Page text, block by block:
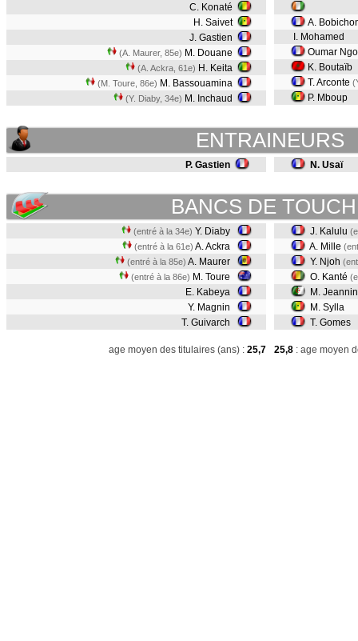
C. Konaté
H. Saivet
J. Gastien
(A. Maurer, 85e) M. Douane
(A. Ackra, 61e) H. Keita
(M. Toure, 86e) M. Bassouamina
(Y. Diaby, 34e) M. Inchaud
A.
I. Mohamed
Oumar
K. Boutaïb
T. Arconte
P. Mboup
ENTRAINEURS
P. Gastien N. Usaï
BANCS DE
(entré à la 34e) Y. Diaby
(entré à la 61e) A. Ackra
(entré à la 85e) A. Maurer
(entré à la 86e) M. Toure
E. Kabeya
Y. Magnin
T. Guivarch
J. Kalulu
A. Mille
Y. Njoh
O. Kanté
M. Jeannin
M. Sylla
T. Gomes
age moyen des titulaires (ans) : 25,7 25,8 : age moyen